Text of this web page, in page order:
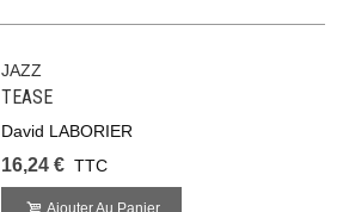
JAZZ
TEASE
David LABORIER
16,24 € TTC
Ajouter Au Panier